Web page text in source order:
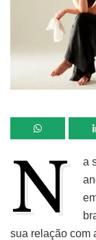
N
a
sua relação com